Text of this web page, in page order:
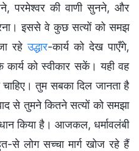
परमेश्वर की वाणी सुनने, और
इससे वे कुछ सत्यों को समझ
रहेउद्धार-कार्य को देख पाएँगे,
को स्वीकार सकें। यही वह
चाहिए। तुम सबका दिल जानता है
से तुमने कितने सत्यों को समझा
किया है। आजकल, धर्मावलंबी
से लोग सच्चा मार्ग खोज रहे हैं